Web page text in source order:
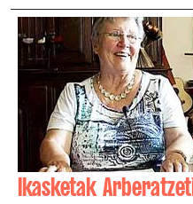
Ikasketak